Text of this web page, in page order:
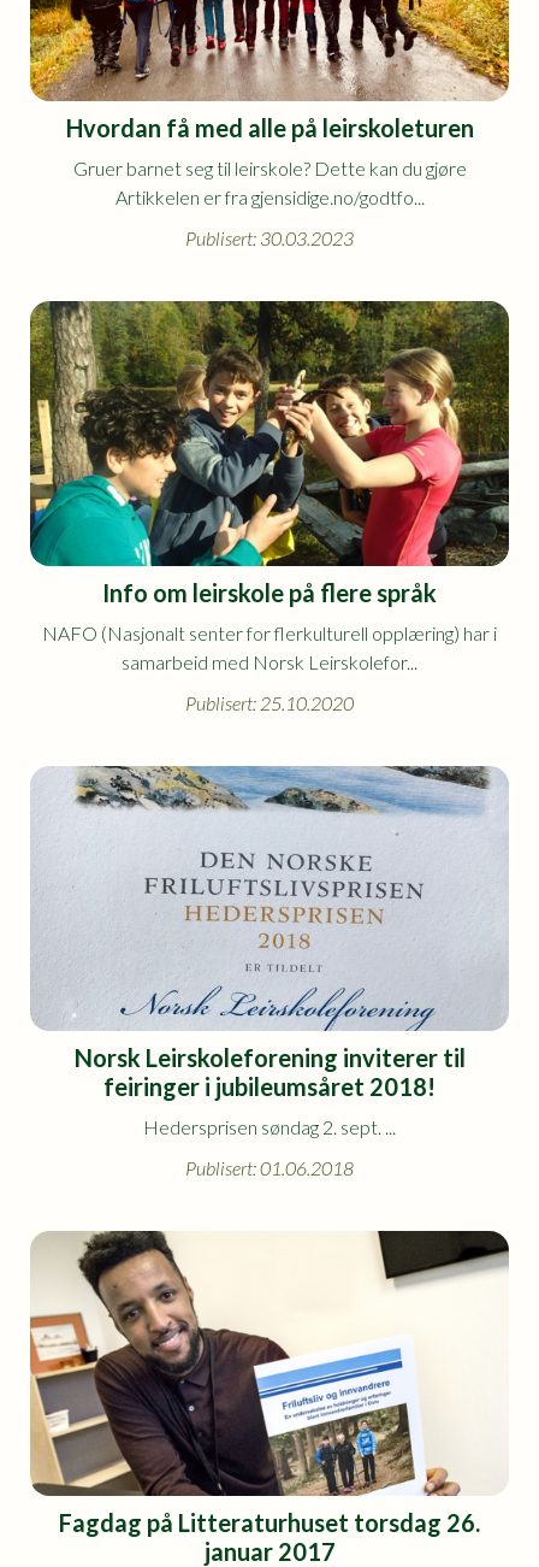
Hvordan få med alle på leirskoleturen
Gruer barnet seg til leirskole? Dette kan du gjøre
Artikkelen er fra gjensidige.no/godtfo...
Publisert: 30.03.2023
Info om leirskole på flere språk
NAFO (Nasjonalt senter for flerkulturell opplæring) har i
samarbeid med Norsk Leirskolefor...
Publisert: 25.10.2020
Norsk Leirskoleforening inviterer til
feiringer i jubileumsåret 2018!
Hedersprisen søndag 2. sept. ...
Publisert: 01.06.2018
Fagdag på Litteraturhuset torsdag 26.
januar 2017